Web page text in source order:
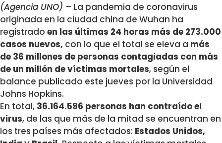
(Agencia UNO) – La pandemia de coronavirus
originada en la ciudad china de Wuhan ha
registrado en las últimas 24 horas más de 273.000
casos nuevos, con lo que el total se eleva a más
de 36 millones de personas contagiadas con más
de un millón de víctimas mortales, según el
balance publicado este jueves por la Universidad
Johns Hopkins.
En total, 36.164.596 personas han contraído el
virus, de las que más de la mitad se encuentran en
los tres países más afectados: Estados Unidos,